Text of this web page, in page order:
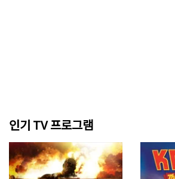
인기 TV 프로그램